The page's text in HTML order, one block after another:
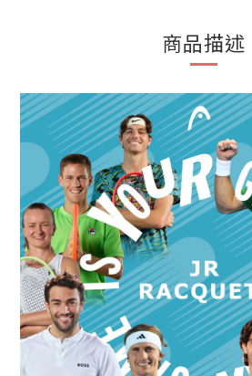
商品描述